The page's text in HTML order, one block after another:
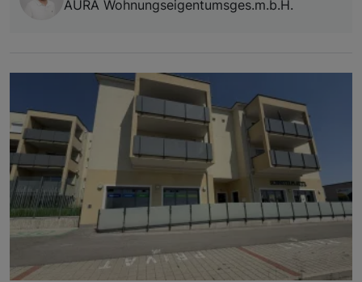
AURA Wohnungseigentumsges.m.b.H.